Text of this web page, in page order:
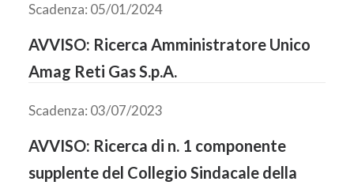
Scadenza: 05/01/2024
AVVISO: Ricerca Amministratore Unico
Amag Reti Gas S.p.A.
Scadenza: 03/07/2023
AVVISO: Ricerca di n. 1 componente
supplente del Collegio Sindacale della